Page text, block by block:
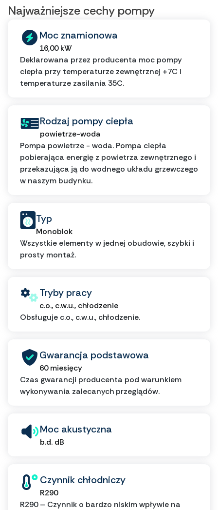
Najważniejsze cechy pompy
Moc znamionowa
16,00 kW
Deklarowana przez producenta moc pompy
ciepła przy temperaturze zewnętrznej +7C i
temperaturze zasilania 35C.
Rodzaj pompy ciepła
powietrze-woda
Pompa powietrze - woda. Pompa ciepła
pobierająca energię z powietrza zewnętrznego i
przekazująca ją do wodnego układu grzewczego
w naszym budynku.
Typ
Monoblok
Wszystkie elementy w jednej obudowie, szybki i
prosty montaż.
Tryby pracy
c.o., c.w.u., chłodzenie
Obsługuje c.o., c.w.u., chłodzenie.
Gwarancja podstawowa
60 miesięcy
Czas gwarancji producenta pod warunkiem
wykonywania zalecanych przeglądów.
Moc akustyczna
b.d. dB
Czynnik chłodniczy
R290
R290 – Czynnik o bardzo niskim wpływie na